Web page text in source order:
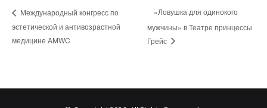
Международный конгресс по
эстетической и антивозрастной
медицине AMWC
«Ловушка для одинокого
мужчины» в Театре принцессы
Грейс